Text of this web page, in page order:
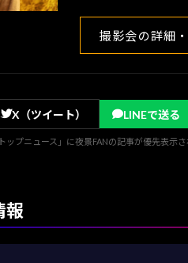
撮影会の詳細
X（ツイート） LINEで送る
プニュース」に夜景FANの記事が優先表示さ
報